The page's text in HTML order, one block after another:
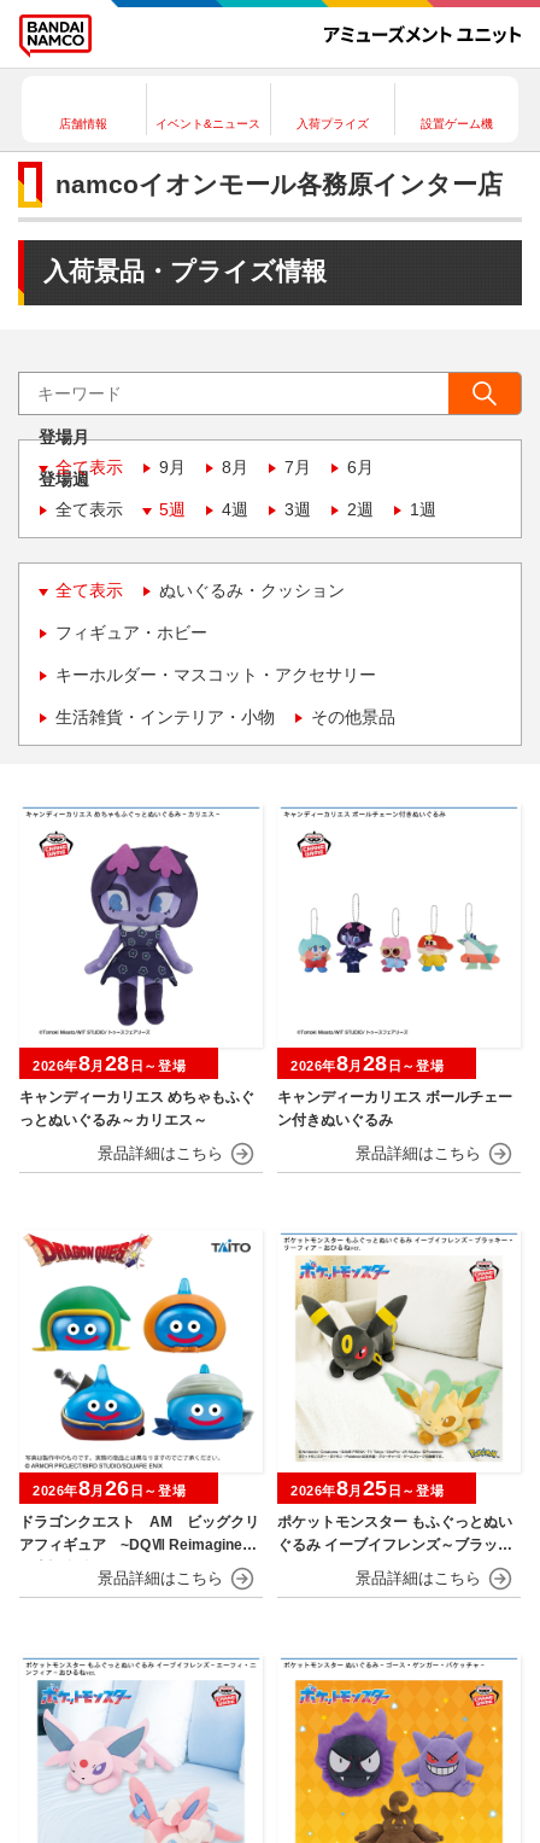
店舗情報 イベント&ニュース 入荷プライズ 設置ゲーム機
namcoイオンモール各務原インター店
入荷景品・プライズ情報
登場月
全て表示
9月 8月 7月 6月
登場週
全て表示
5週 4週 3週 2週 1週
全て表示 ぬいぐるみ・クッション
フィギュア・ホビー
キーホルダー・マスコット・アクセサリー
生活雑貨・インテリア・小物 その他景品
キャンディーカリエス めちゃもふぐ
っとぬいぐるみ～カリエス～
2026年8月 28 日～登場
キャンディーカリエス ボールチェー
ン付きぬいぐるみ
2026年8月 28 日～登場
ドラゴンクエスト AM ビッグクリ
アフィギュア ~DQⅦ Reimagined
発売記念編~
2026年8月 26 日～登場
ポケットモンスター もふぐっとぬい
ぐるみ イーブイフレンズ～ブラッキ
ー・リーフィア～おひるねver.
2026年8月 25 日～登場